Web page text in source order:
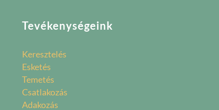
Tevékenységeink
Keresztelés
Esketés
Temetés
Csatlakozás
Adakozás